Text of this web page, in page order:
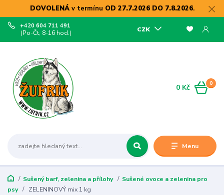
DOVOLENÁv termínu OD 27.7.2026 DO 7.8.2026.
Menu
CZK
+420 604 711 491
(Po-Čt, 8-16 hod.)
0
0 Kč
Sušený barf, zelenina a přílohy
Sušené ovoce a zelenina pro
psy
ZELENINOVÝ mix 1 kg